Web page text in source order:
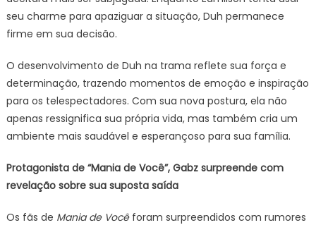
seu charme para apaziguar a situação, Duh permanece
firme em sua decisão.
O desenvolvimento de Duh na trama reflete sua força e
determinação, trazendo momentos de emoção e inspiração
para os telespectadores. Com sua nova postura, ela não
apenas ressignifica sua própria vida, mas também cria um
ambiente mais saudável e esperançoso para sua família.
Protagonista de “Mania de Você”, Gabz surpreende com
revelação sobre sua suposta saída
Os fãs de Mania de Vocêforam surpreendidos com rumores